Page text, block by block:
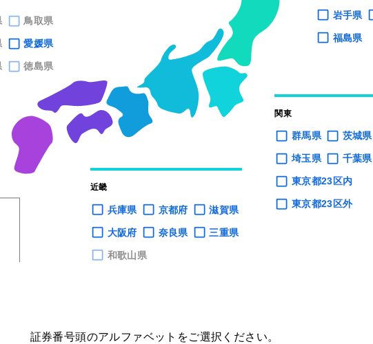
岩手県
福島県
関東
群馬県 茨城県
埼玉県 千葉県
東京都23区内
東京都23区外
近畿
兵庫県 京都府 滋賀県
大阪府 奈良県 三重県
和歌山県
鳥取県
愛媛県
徳島県
証券番号頭のアルファベットをご選択ください。